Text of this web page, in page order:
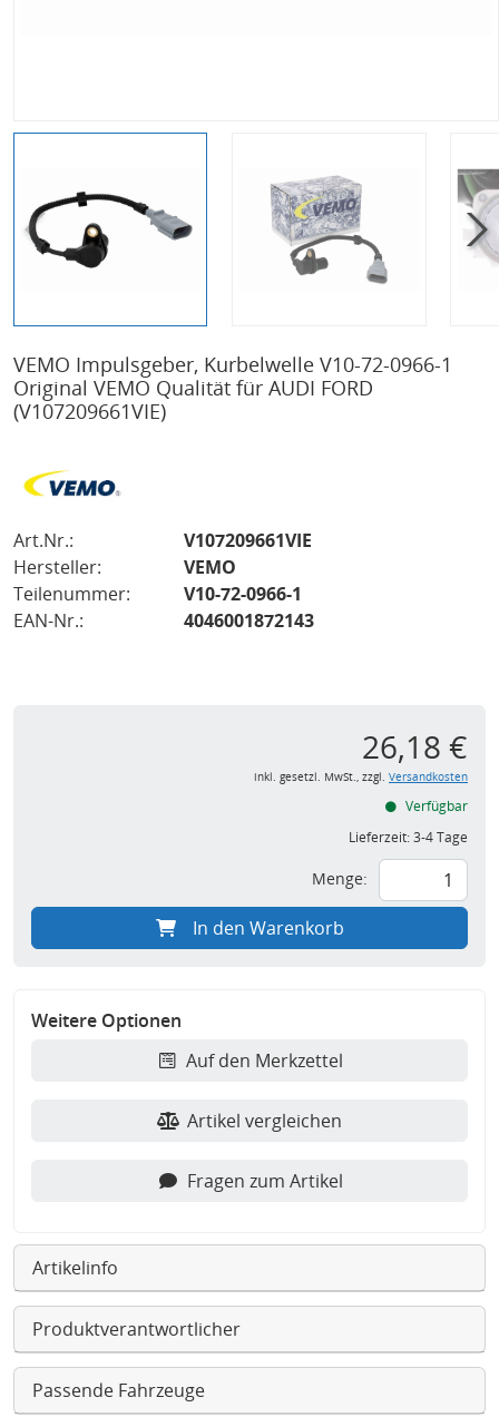
VEMO Impulsgeber, Kurbelwelle V10-72-0966-1
Original VEMO Qualität für AUDI FORD
(V107209661VIE)
Art.Nr.:
V107209661VIE
Hersteller:
VEMO
Teilenummer:
V10-72-0966-1
EAN-Nr.:
4046001872143
26,18 €
inkl. gesetzl. MwSt., zzgl. Versandkosten
Verfügbar
Lieferzeit:3-4 Tage
Menge:
In den Warenkorb
Weitere Optionen
Auf den Merkzettel
Artikel vergleichen
Fragen zum Artikel
Artikelinfo
Produktverantwortlicher
Passende Fahrzeuge